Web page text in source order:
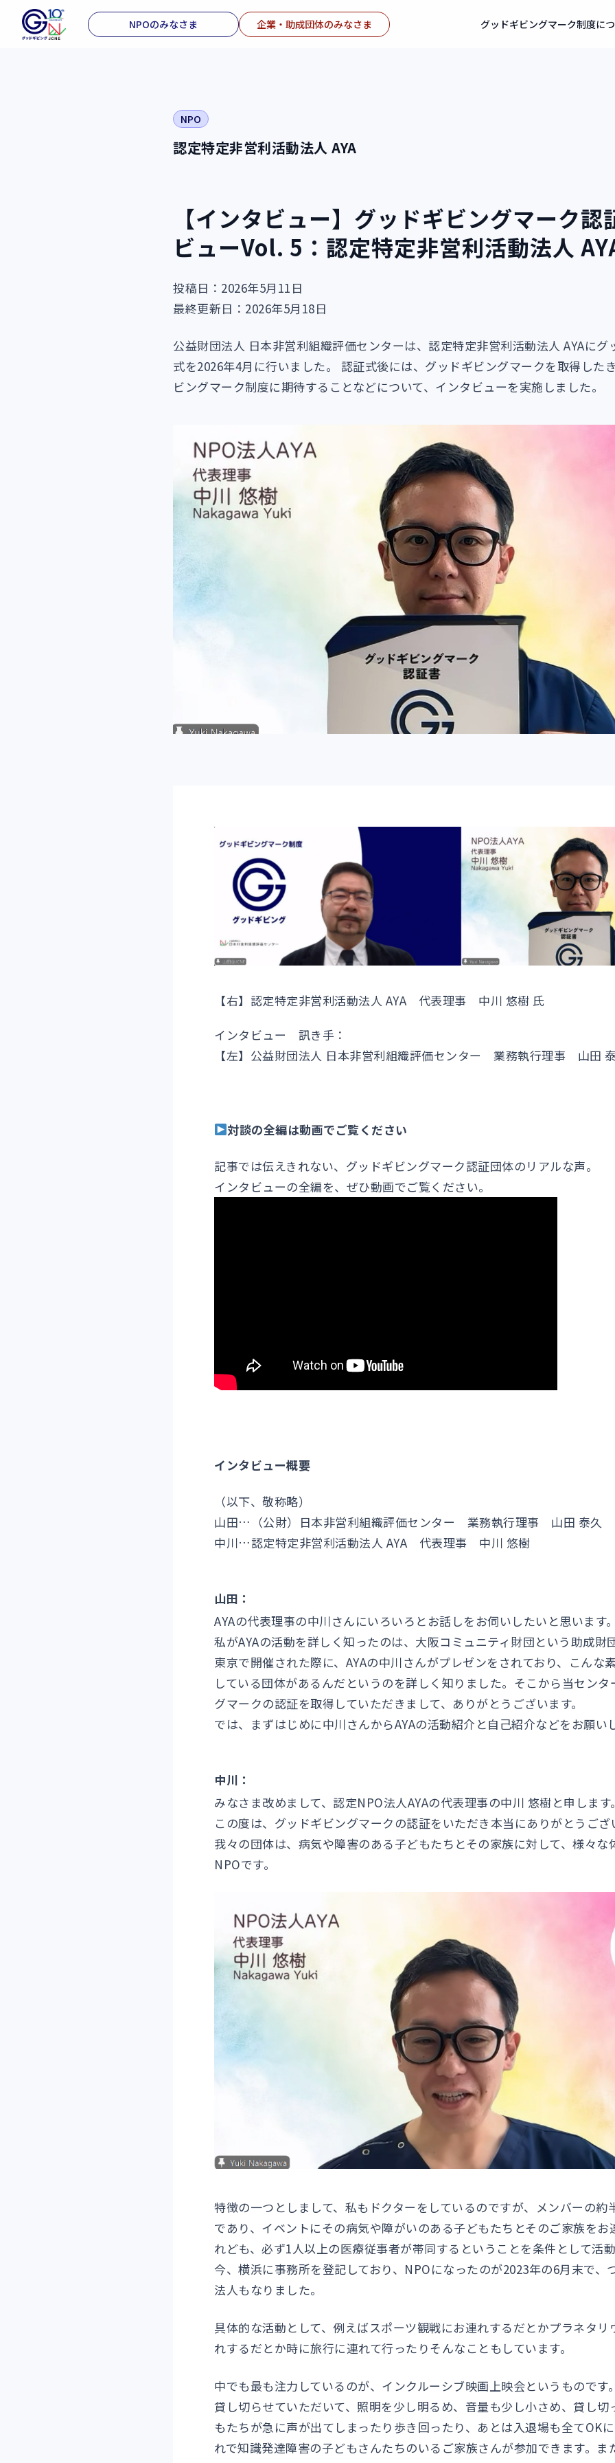
NPOのみなさま 企業・助成団体のみなさま グッドギビングマーク制度に
NPO
認定特定非営利活動法人 AYA
【インタビュー】グッドギビングマーク
ビューVol. 5：認定特定非営利活動法人
投稿日：2026年5月11日
最終更新日：2026年5月18日
公益財団法人 日本非営利組織評価センターは、認定特定非営利活動法人 AYAに
式を2026年4月に行いました。 認証式後には、グッドギビングマークを取得した
ビングマーク制度に期待することなどについて、インタビューを実施しました。
【右】認定特定非営利活動法人 AYA 代表理事 中川 悠樹 氏
インタビュー 訊き手：
【左】公益財団法人 日本非営利組織評価センター 業務執行理事 山田
対談の全編は動画でご覧ください
記事では伝えきれない、グッドギビングマーク認証団体のリアルな声。
インタビューの全編を、ぜひ動画でご覧ください。
インタビュー概要
（以下、敬称略）
山田…（公財）日本非営利組織評価センター 業務執行理事 山田 泰久
中川…認定特定非営利活動法人 AYA 代表理事 中川 悠樹
山田：
AYAの代表理事の中川さんにいろいろとお話しをお伺いしたいと思います
私がAYAの活動を詳しく知ったのは、大阪コミュニティ財団という助成財
東京で開催された際に、AYAの中川さんがプレゼンをされており、こんな
している団体があるんだというのを詳しく知りました。そこから当セン
グマークの認証を取得していただきまして、ありがとうございます。
では、まずはじめに中川さんからAYAの活動紹介と自己紹介などをお願い
中川：
みなさま改めまして、認定NPO法人AYAの代表理事の中川 悠樹と申します
この度は、グッドギビングマークの認証をいただき本当にありがとうござ
我々の団体は、病気や障害のある子どもたちとその家族に対して、様々な
NPOです。
特徴の一つとしまして、私もドクターをしているのですが、メンバーの約
であり、イベントにその病気や障がいのある子どもたちとそのご家族をお
れども、必ず1人以上の医療従事者が帯同するということを条件として活
今、横浜に事務所を登記しており、NPOになったのが2023年の6月末で、
法人もなりました。
具体的な活動として、例えばスポーツ観戦にお連れするだとかプラネタリ
れするだとか時に旅行に連れて行ったりそんなこともしています。
中でも最も注力しているのが、インクルーシブ映画上映会というものです
貸し切らせていただいて、照明を少し明るめ、音量も少し小さめ、貸し切
もたちが急に声が出てしまったり歩き回ったり、あとは入退場も全てOK
れで知識発達障害の子どもさんたちのいるご家族さんが参加できます。ま